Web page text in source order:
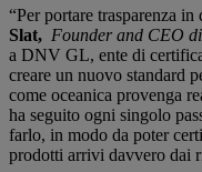
“Per portare trasparenza
Slat, Founder and CEO
a DNV GL, ente di
creare un nuovo standard
come oceanica provenga
ha seguito ogni singolo
farlo, in modo da poter
prodotti arrivi davvero dai